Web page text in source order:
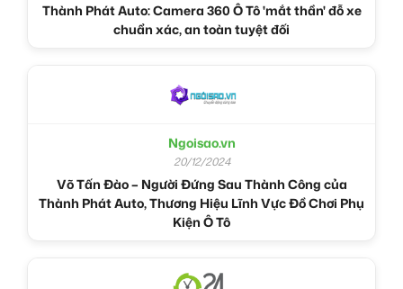
Thành Phát Auto: Camera 360 Ô Tô 'mắt thần' đỗ xe
chuẩn xác, an toàn tuyệt đối
Ngoisao.vn
20/12/2024
Võ Tấn Đào – Người Đứng Sau Thành Công của
Thành Phát Auto, Thương Hiệu Lĩnh Vực Đồ Chơi Phụ
Kiện Ô Tô